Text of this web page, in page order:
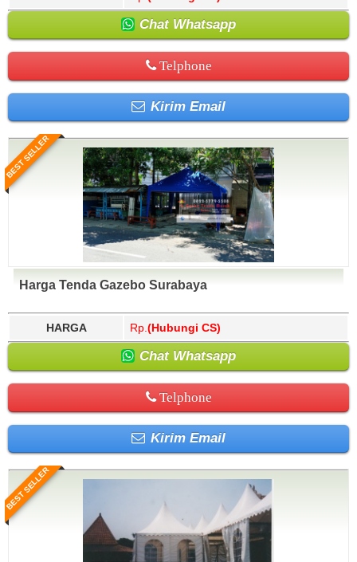
Chat Whatsapp
Telphone
Kirim Email
BEST SELLER
Harga Tenda Gazebo Surabaya
HARGA Rp. (Hubungi CS)
Chat Whatsapp
Telphone
Kirim Email
BEST SELLER